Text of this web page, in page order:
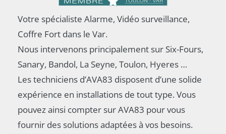
Votre spécialiste Alarme, Vidéo surveillance,
Coffre Fort dans le Var.
Nous intervenons principalement sur Six-Fours,
Sanary, Bandol, La Seyne, Toulon, Hyeres …
Les techniciens d’AVA83 disposent d’une solide
expérience en installations de tout type. Vous
pouvez ainsi compter sur AVA83 pour vous
fournir des solutions adaptées à vos besoins.